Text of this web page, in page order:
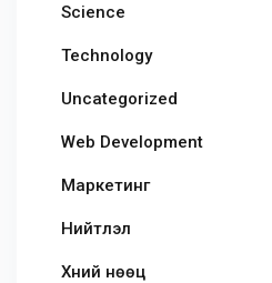
Science
Technology
Uncategorized
Web Development
Маркетинг
Нийтлэл
Хүний нөөц